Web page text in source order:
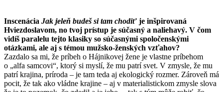
Inscenácia Jak jeleň budeš si tam chodiť je inšpirovaná
Hviezdoslavom, no tvoj prístup je súčasný a naliehavý. V čom
vidíš paralelu tejto klasiky so súčasnými spoločenskými
otázkami, ale aj s témou mužsko-ženských vzťahov?
Zazdalo sa mi, že príbeh o Hájnikovej žene je vlastne príbehom
o „alfa samcovi“, ktorý si myslí, že mu patrí svet. V zmysle, že mu
patrí krajina, príroda – je tam teda aj ekologický rozmer. Zároveň má
pocit, že tak ako vládne krajine – aj v materialistickom zmysle slova